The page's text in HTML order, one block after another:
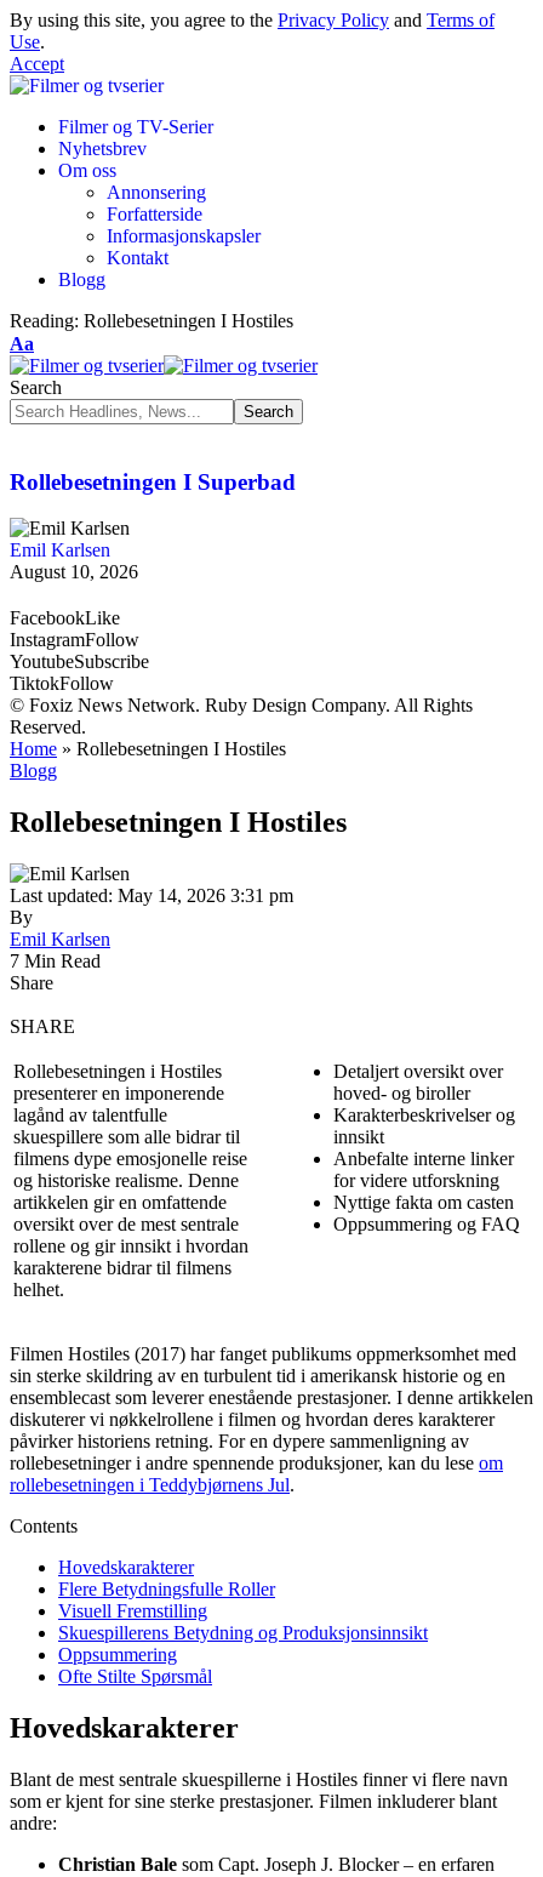
By using this site, you agree to the Privacy Policy and Terms of
Use.
Accept
Filmer og TV-Serier
Nyhetsbrev
Om oss
Annonsering
Forfatterside
Informasjonskapsler
Kontakt
Blogg
Reading: Rollebesetningen I Hostiles
Aa
Search
Rollebesetningen I Superbad
Emil Karlsen
August 10, 2026
FacebookLike
InstagramFollow
YoutubeSubscribe
TiktokFollow
© Foxiz News Network. Ruby Design Company. All Rights
Reserved.
Home » Rollebesetningen I Hostiles
Blogg
Rollebesetningen I Hostiles
Last updated: May 14, 2026 3:31 pm
By
Emil Karlsen
7 Min Read
Share
SHARE
Rollebesetningen i Hostiles
presenterer en imponerende
lagånd av talentfulle
skuespillere som alle bidrar til
filmens dype emosjonelle reise
og historiske realisme. Denne
artikkelen gir en omfattende
oversikt over de mest sentrale
rollene og gir innsikt i hvordan
karakterene bidrar til filmens
helhet.
Detaljert oversikt over
hoved- og biroller
Karakterbeskrivelser og
innsikt
Anbefalte interne linker
for videre utforskning
Nyttige fakta om casten
Oppsummering og FAQ
Filmen Hostiles (2017) har fanget publikums oppmerksomhet med
sin sterke skildring av en turbulent tid i amerikansk historie og en
ensemblecast som leverer enestående prestasjoner. I denne artikkelen
diskuterer vi nøkkelrollene i filmen og hvordan deres karakterer
påvirker historiens retning. For en dypere sammenligning av
rollebesetninger i andre spennende produksjoner, kan du lese om
rollebesetningen i Teddybjørnens Jul.
Contents
Hovedskarakterer
Flere Betydningsfulle Roller
Visuell Fremstilling
Skuespillerens Betydning og Produksjonsinnsikt
Oppsummering
Ofte Stilte Spørsmål
Hovedskarakterer
Blant de mest sentrale skuespillerne i Hostiles finner vi flere navn
som er kjent for sine sterke prestasjoner. Filmen inkluderer blant
andre:
Christian Bale som Capt. Joseph J. Blocker – en erfaren